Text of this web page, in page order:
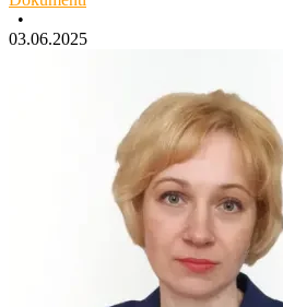
•
03.06.2025